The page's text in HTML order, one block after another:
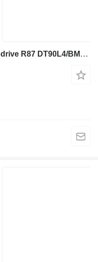
Электродвигатель SEW-Eurodrive R87 DT90L4/BMG/HR/AS для промышленного оборудования